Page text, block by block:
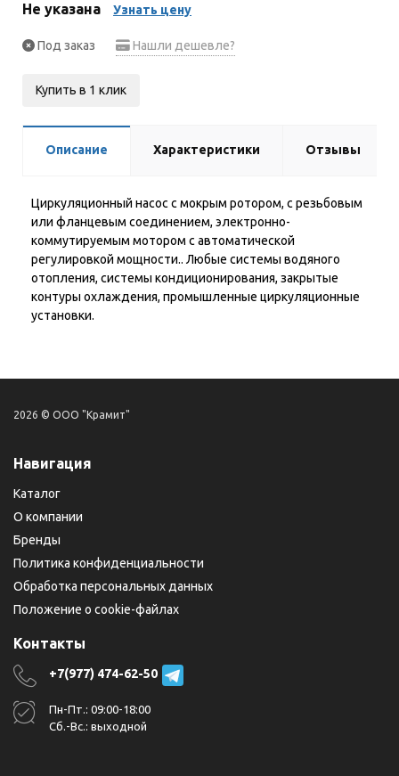
Не указана Узнать цену
Под заказ Нашли дешевле?
Купить в 1 клик
Описание Характеристики Отзывы
Циркуляционный насос с мокрым ротором, с резьбовым
или фланцевым соединением, электронно-
коммутируемым мотором с автоматической
регулировкой мощности.. Любые системы водяного
отопления, системы кондиционирования, закрытые
контуры охлаждения, промышленные циркуляционные
установки.
2026 © ООО "Крамит"
Навигация
Каталог
О компании
Бренды
Политика конфиденциальности
Обработка персональных данных
Положение о cookie-файлах
Контакты
+7(977) 474-62-50
Пн-Пт.: 09:00-18:00
Сб.-Вс.: выходной